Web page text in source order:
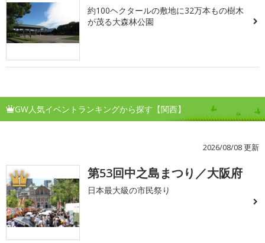
約100ヘクタールの敷地に32万本もの樹木
が茂る大森林公園
GW人気イベントランキングから探す【関西】
2026/08/08 更新
1 第53回中之島まつり／大阪府
日本最大級の市民祭り